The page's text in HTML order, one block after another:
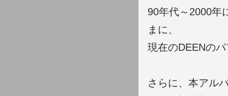
90年代～2000年
まに、
現在のDEENの
さらに、本アル